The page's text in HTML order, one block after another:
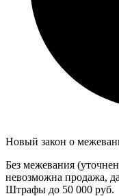
Новый закон о
Без межевания
невозможна продажа,
Штрафы до 50 000 руб.